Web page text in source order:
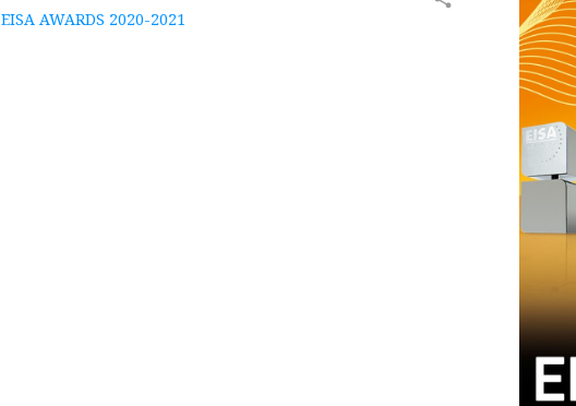
EISA AWARDS 2020-2021